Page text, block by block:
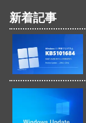
新着記事